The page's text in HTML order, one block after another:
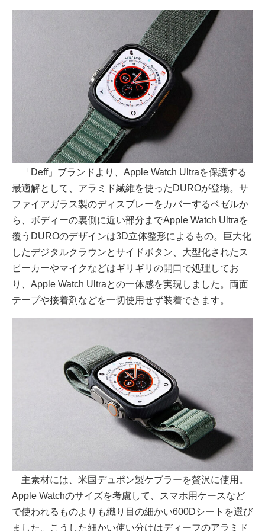
「Deff」ブランドより、Apple Watch Ultraを保護する
最適解として、アラミド繊維を使ったDUROが登場。サ
ファイアガラス製のディスプレーをカバーするベゼルか
ら、ボディーの裏側に近い部分までApple Watch Ultraを
覆うDUROのデザインは3D立体整形によるもの。巨大化
したデジタルクラウンとサイドボタン、大型化されたス
ピーカーやマイクなどはギリギリの開口で処理してお
り、Apple Watch Ultraとの一体感を実現しました。両面
テープや接着剤などを一切使用せず装着できます。
主素材には、米国デュポン製ケブラーを贅沢に使用。
Apple Watchのサイズを考慮して、スマホ用ケースなど
で使われるものよりも織り目の細かい600Dシートを選び
ました。こうした細かい使い分けはディーフのアラミド